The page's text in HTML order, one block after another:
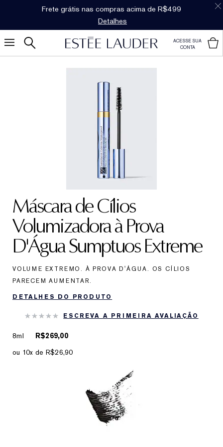
Frete grátis nas compras acima de R$499
Detalhes
ACESSE SUA
CONTA
Máscara de Cílios
Volumizadora à Prova
D'Água Sumptuos Extreme
VOLUME EXTREMO. À PROVA D'ÁGUA. OS CÍLIOS
PARECEM AUMENTAR.
DETALHES DO PRODUTO
ESCREVA A PRIMEIRA AVALIAÇÃO
8ml
R$269,00
ou 10x de R$26,90